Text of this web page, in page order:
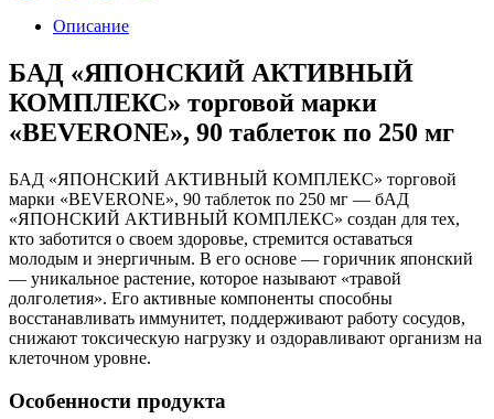
Описание
БАД «ЯПОНСКИЙ АКТИВНЫЙ
КОМПЛЕКС» торговой марки
«BEVERONE», 90 таблеток по 250 мг
БАД «ЯПОНСКИЙ АКТИВНЫЙ КОМПЛЕКС» торговой
марки «BEVERONE», 90 таблеток по 250 мг — бАД
«ЯПОНСКИЙ АКТИВНЫЙ КОМПЛЕКС» создан для тех,
кто заботится о своем здоровье, стремится оставаться
молодым и энергичным. В его основе — горичник японский
— уникальное растение, которое называют «травой
долголетия». Его активные компоненты способны
восстанавливать иммунитет, поддерживают работу сосудов,
снижают токсическую нагрузку и оздоравливают организм на
клеточном уровне.
Особенности продукта